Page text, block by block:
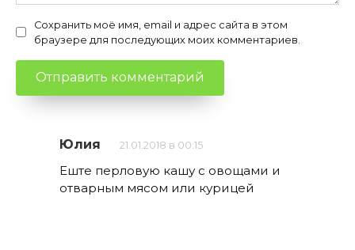
Сохранить моё имя, email и адрес сайта в этом
браузере для последующих моих комментариев.
Юлия 21.01.2018 в 00:15
Еште перловую кашу с овощами и
отварным мясом или курицей